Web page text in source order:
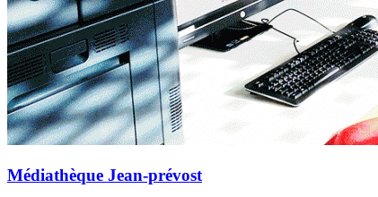
Médiathèque Jean-prévost